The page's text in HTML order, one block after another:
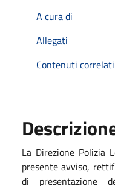
A cura di
Allegati
Contenuti correlati
La Direzione Polizia
presente avviso,
di presentazione